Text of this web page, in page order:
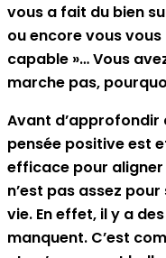
vous a fait du bien
ou encore vous
capable »… Vous
marche pas,
Avant d’approfondir
pensée positive est
efficace pour aligner
n’est pas assez
vie. En effet, il y a
manquent. C’est